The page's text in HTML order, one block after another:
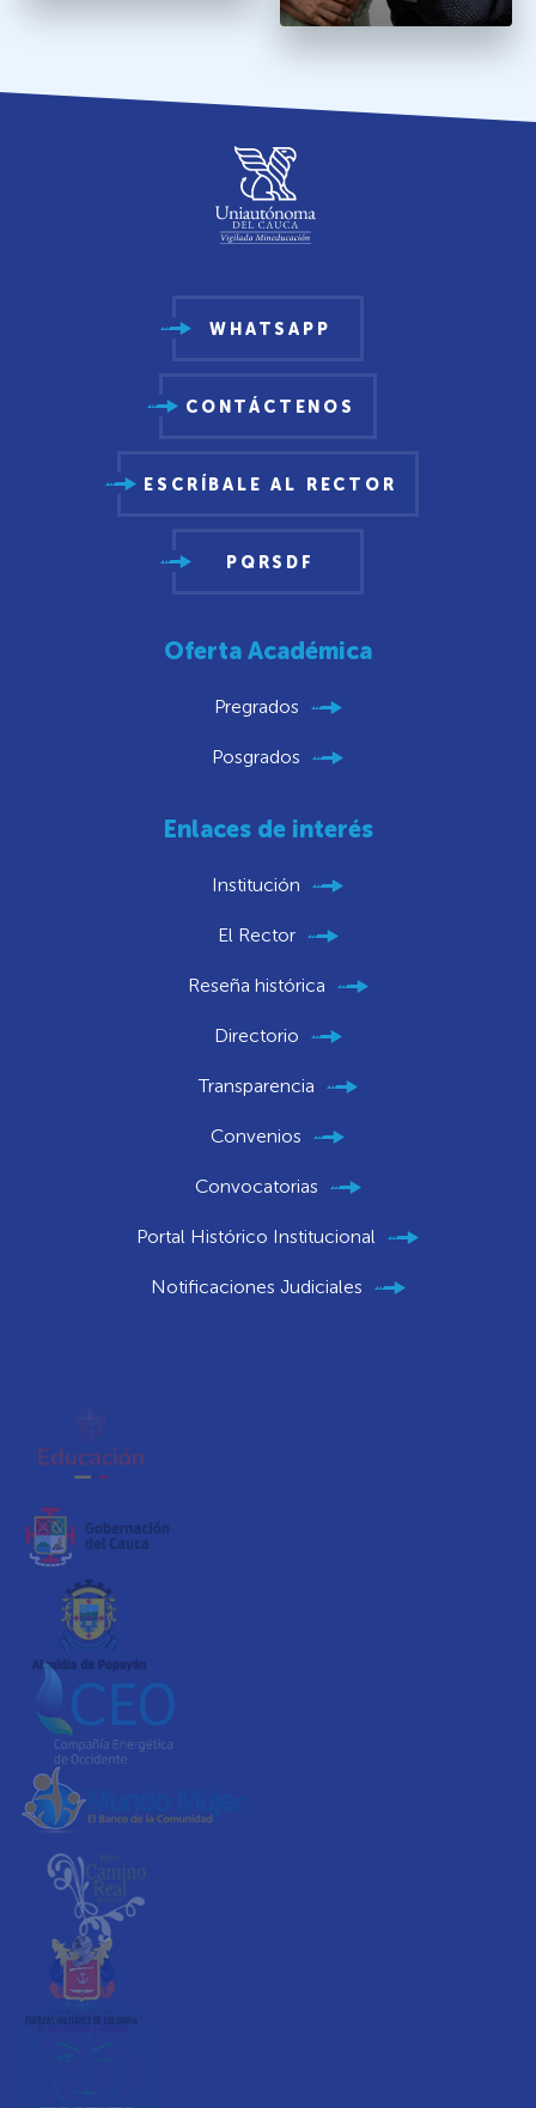
WHATSAPP
CONTÁCTENOS
ESCRÍBALE AL RECTOR
PQRSDF
Oferta Académica
Pregrados
Posgrados
Enlaces de interés
Institución
El Rector
Reseña histórica
Directorio
Transparencia
Convenios
Convocatorias
Portal Histórico Institucional
Notificaciones Judiciales